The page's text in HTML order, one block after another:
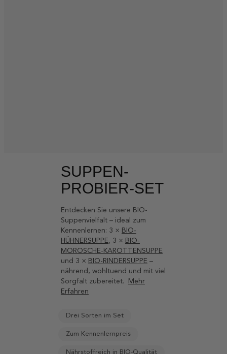
SUPPEN-
PROBIER-SET
Entdecken Sie unsere BIO-
Suppenvielfalt – ideal zum
Kennenlernen: 3 × BIO-
HÜHNERSUPPE, 3 × BIO-
MOROSCHE-KAROTTENSUPPE
und 3 × BIO-RINDERSUPPE–
nährend, wohltuend und mit viel
Sorgfalt zubereitet.
Mehr
Erfahren
Drei Sorten im Set
Zum Kennenlernpreis
Nährstoffreich in BIO-Qualität